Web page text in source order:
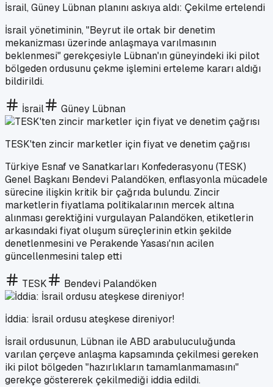
İsrail, Güney Lübnan planını askıya aldı: Çekilme ertelendi
İsrail yönetiminin, "Beyrut ile ortak bir denetim
mekanizması üzerinde anlaşmaya varılmasının
beklenmesi" gerekçesiyle Lübnan'ın güneyindeki iki pilot
bölgeden ordusunu çekme işlemini erteleme kararı aldığı
bildirildi.
İsrail Güney Lübnan
TESK'ten zincir marketler için fiyat ve denetim çağrısı
Türkiye Esnaf ve Sanatkarları Konfederasyonu (TESK)
Genel Başkanı Bendevi Palandöken, enflasyonla mücadele
sürecine ilişkin kritik bir çağrıda bulundu. Zincir
marketlerin fiyatlama politikalarının mercek altına
alınması gerektiğini vurgulayan Palandöken, etiketlerin
arkasındaki fiyat oluşum süreçlerinin etkin şekilde
denetlenmesini ve Perakende Yasası'nın acilen
güncellenmesini talep etti
TESK Bendevi Palandöken
İddia: İsrail ordusu ateşkese direniyor!
İsrail ordusunun, Lübnan ile ABD arabuluculuğunda
varılan çerçeve anlaşma kapsamında çekilmesi gereken
iki pilot bölgeden "hazırlıkların tamamlanmamasını"
gerekçe göstererek çekilmediği iddia edildi.